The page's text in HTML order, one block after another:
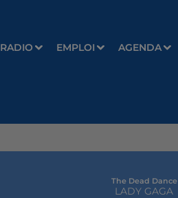
RADIO EMPLOI AGENDA
The Dead Dance
LADY GAGA